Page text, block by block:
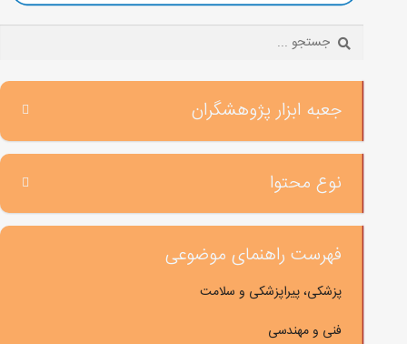
Search:
جعبه ابزار پژوهشگران
نوع محتوا
فهرست راهنمای موضوعی
پزشکی، پیراپزشکی و سلامت
فنی و مهندسی